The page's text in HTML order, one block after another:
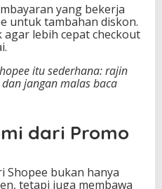
yang bekerja
untuk tambahan diskon.
lebih cepat checkout
itu sederhana: rajin
jangan malas baca
dari Promo
Shopee bukan hanya
tetapi juga membawa